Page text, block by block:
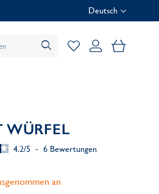
Deutsch
Mein
WÜRFEL
4.2/5 - 6 Bewertungen
an